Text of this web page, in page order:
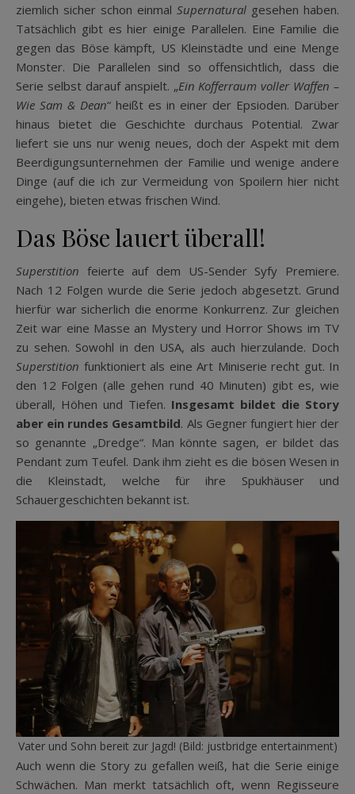
ziemlich sicher schon einmal Supernatural gesehen haben.
Tatsächlich gibt es hier einige Parallelen. Eine Familie die
gegen das Böse kämpft, US Kleinstädte und eine Menge
Monster. Die Parallelen sind so offensichtlich, dass die
Serie selbst darauf anspielt. „Ein Kofferraum voller Waffen –
Wie Sam & Dean“ heißt es in einer der Epsioden. Darüber
hinaus bietet die Geschichte durchaus Potential. Zwar
liefert sie uns nur wenig neues, doch der Aspekt mit dem
Beerdigungsunternehmen der Familie und wenige andere
Dinge (auf die ich zur Vermeidung von Spoilern hier nicht
eingehe), bieten etwas frischen Wind.
Das Böse lauert überall!
Superstition feierte auf dem US-Sender Syfy Premiere.
Nach 12 Folgen wurde die Serie jedoch abgesetzt. Grund
hierfür war sicherlich die enorme Konkurrenz. Zur gleichen
Zeit war eine Masse an Mystery und Horror Shows im TV
zu sehen. Sowohl in den USA, als auch hierzulande. Doch
Superstition funktioniert als eine Art Miniserie recht gut. In
den 12 Folgen (alle gehen rund 40 Minuten) gibt es, wie
überall, Höhen und Tiefen. Insgesamt bildet die Story
aber ein rundes Gesamtbild. Als Gegner fungiert hier der
so genannte „Dredge“. Man könnte sagen, er bildet das
Pendant zum Teufel. Dank ihm zieht es die bösen Wesen in
die Kleinstadt, welche für ihre Spukhäuser und
Schauergeschichten bekannt ist.
Vater und Sohn bereit zur Jagd! (Bild: justbridge entertainment)
Auch wenn die Story zu gefallen weiß, hat die Serie einige
Schwächen. Man merkt tatsächlich oft, wenn Regisseure